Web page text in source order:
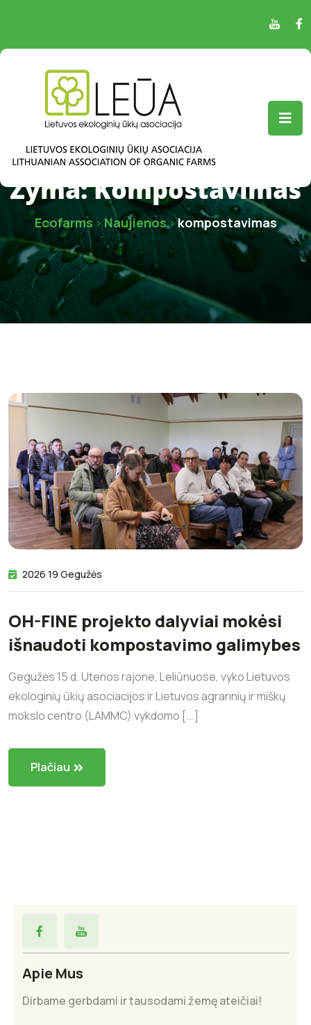
Žyma:Kompostavimas
Ecofarms >Naujienos>kompostavimas
2026 19 Gegužės
OH-FINE projekto dalyviai mokėsi
išnaudoti kompostavimo galimybes
Gegužės 15 d. Utenos rajone, Leliūnuose, vyko Lietuvos
ekologinių ūkių asociacijos ir Lietuvos agrarinių ir miškų
mokslo centro (LAMMC) vykdomo [...]
Plačiau
Apie Mus
Dirbame gerbdami ir tausodami žemę ateičiai!